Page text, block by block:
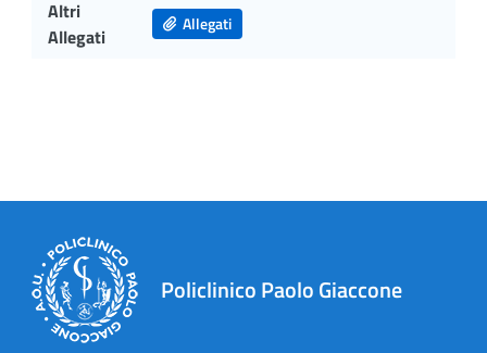
Altri
Allegati
Allegati
Policlinico Paolo Giaccone